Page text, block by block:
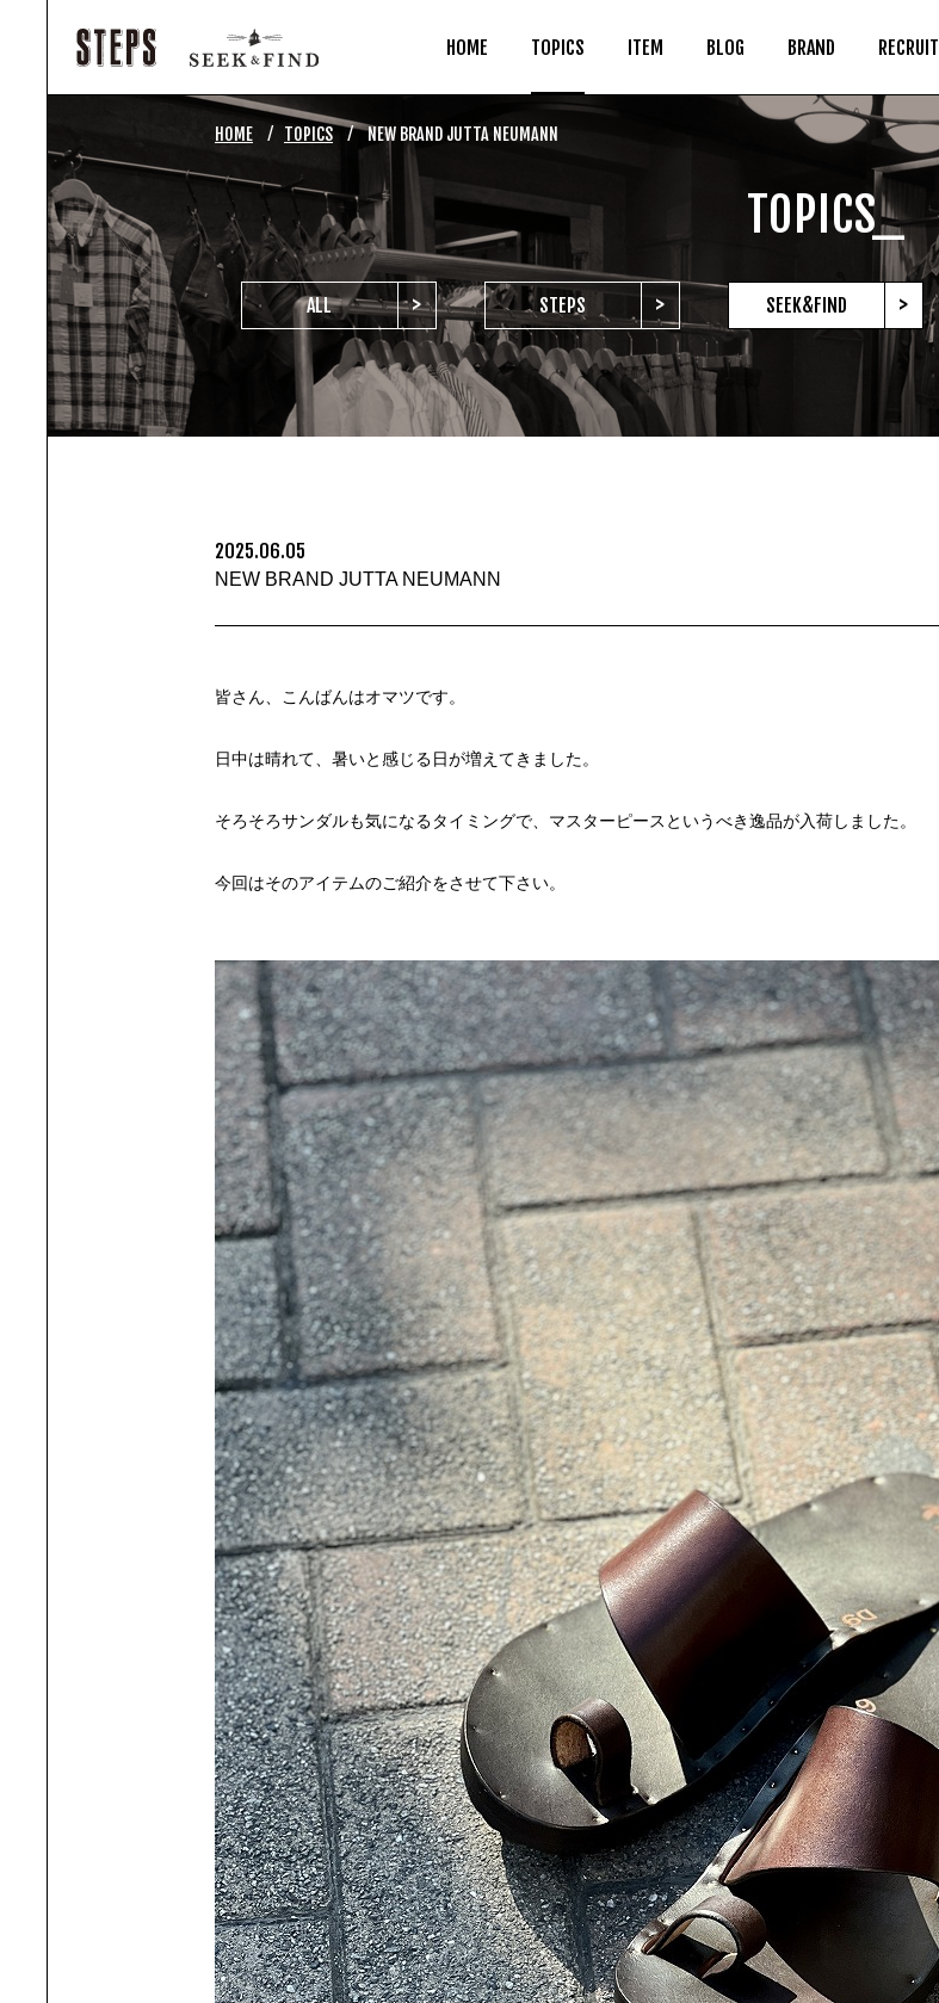
HOME TOPICS ITEM BLOG BRAND RECRUIT
HOME ⁄ TOPICS ⁄ NEW BRAND JUTTA NEUMANN
TOPICS_
ALL > STEPS > SEEK&FIND >
2025.06.05
NEW BRAND JUTTA NEUMANN
皆さん、こんばんはオマツです。
日中は晴れて、暑いと感じる日が増えてきました。
そろそろサンダルも気になるタイミングで、マスターピースというべき逸品が入荷しました。
今回はそのアイテムのご紹介をさせて下さい。